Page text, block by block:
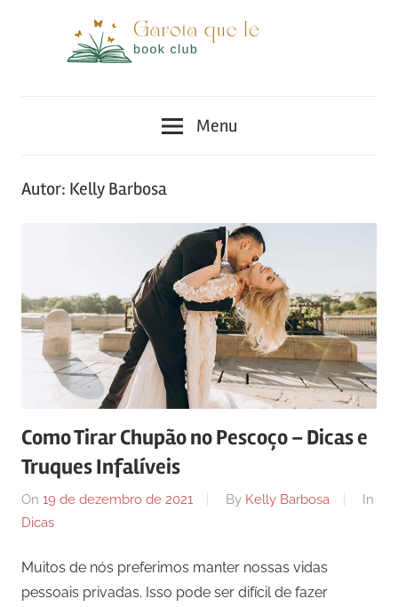
Garota
garotas
Menu
Autor: Kelly Barbosa
Como Tirar Chupão no Pescoço – Dicas e
Truques Infalíveis
On 19 de dezembro de 2021 By Kelly Barbosa
In
Dicas
Muitos de nós preferimos manter nossas vidas
pessoais privadas. Isso pode ser difícil de fazer